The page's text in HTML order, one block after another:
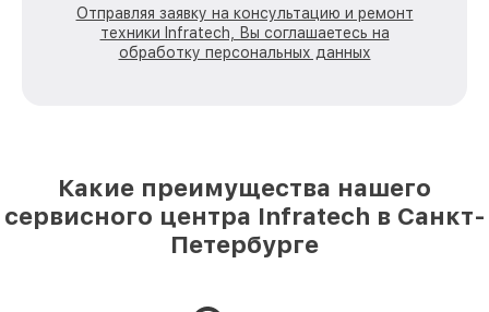
Отправляя заявку на консультацию и ремонт
техники Infratech, Вы соглашаетесь на
обработку персональных данных
Какие преимущества нашего
сервисного центра Infratech в Санкт-
Петербурге